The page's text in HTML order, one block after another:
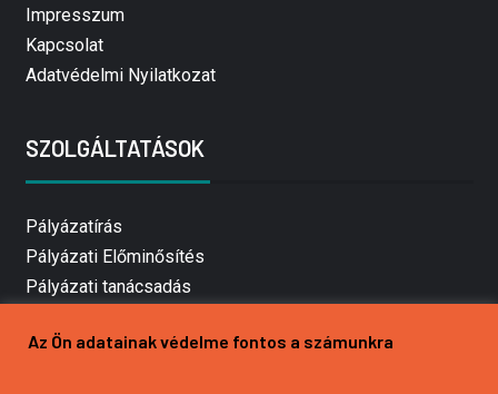
Impresszum
Kapcsolat
Adatvédelmi Nyilatkozat
SZOLGÁLTATÁSOK
Pályázatírás
Pályázati Előminősítés
Pályázati tanácsadás
Mezőgazdasági pályázatírás
Az Ön adatainak védelme fontos a számunkra